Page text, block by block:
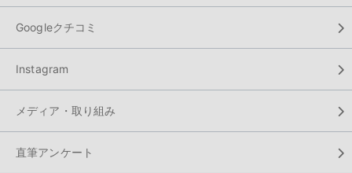
Googleクチコミ
Instagram
メディア・取り組み
直筆アンケート